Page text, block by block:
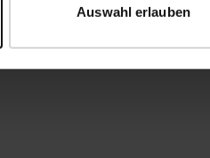
Auswahl erlauben